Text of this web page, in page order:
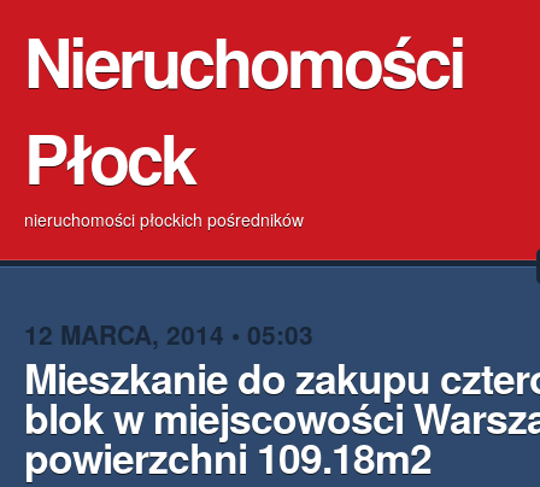
Nieruchomości
Płock
nieruchomości płockich pośredników
12 MARCA, 2014 • 05:03
Mieszkanie do zakupu
blok w miejscowości
powierzchni 109.18m2